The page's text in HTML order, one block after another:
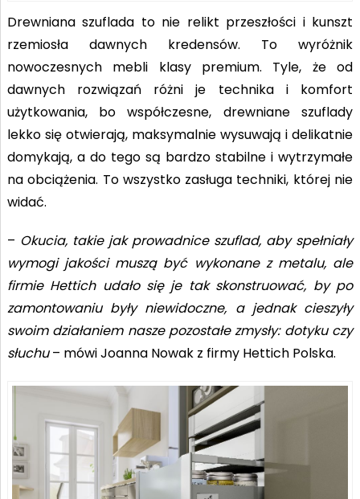
Drewniana szuflada to nie relikt przeszłości i kunszt
rzemiosła dawnych kredensów. To wyróżnik
nowoczesnych mebli klasy premium. Tyle, że od
dawnych rozwiązań różni je technika i komfort
użytkowania, bo współczesne, drewniane szuflady
lekko się otwierają, maksymalnie wysuwają i delikatnie
domykają, a do tego są bardzo stabilne i wytrzymałe
na obciążenia. To wszystko zasługa techniki, której nie
widać.
– Okucia, takie jak prowadnice szuflad, aby spełniały
wymogi jakości muszą być wykonane z metalu, ale
firmie Hettich udało się je tak skonstruować, by po
zamontowaniu były niewidoczne, a jednak cieszyły
swoim działaniem nasze pozostałe zmysły: dotyku czy
słuchu– mówi Joanna Nowak z firmy Hettich Polska.